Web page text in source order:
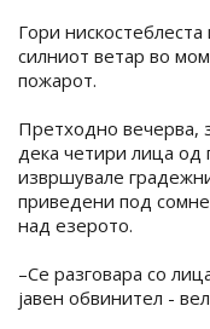
Гори
силниот ветар во
пожарот.
Претходно
дека четири лица
извршувале
приведени под
над езерото.
–Се разговара со
јавен обвинител -